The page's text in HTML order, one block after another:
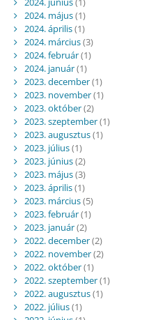
2024. május(1)
2024. április(1)
2024. március(3)
2024. február(1)
2024. január(1)
2023. december(1)
2023. november(1)
2023. október(2)
2023. szeptember(1)
2023. augusztus(1)
2023. július(1)
2023. június(2)
2023. május(3)
2023. április(1)
2023. március(5)
2023. február(1)
2023. január(2)
2022. december(2)
2022. november(2)
2022. október(1)
2022. szeptember(1)
2022. augusztus(1)
2022. július(1)